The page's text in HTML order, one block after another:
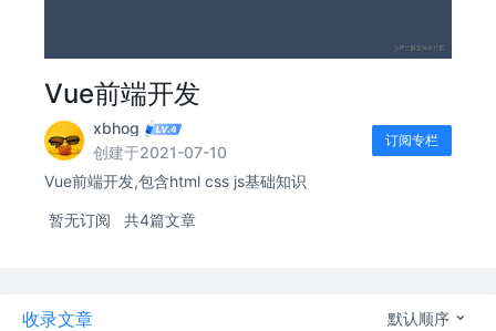
Vue前端开发
xbhog
创建于2021-07-10
订阅专栏
Vue前端开发,包含html css js基础知识
暂无订阅 共4篇文章
收录文章 默认顺序